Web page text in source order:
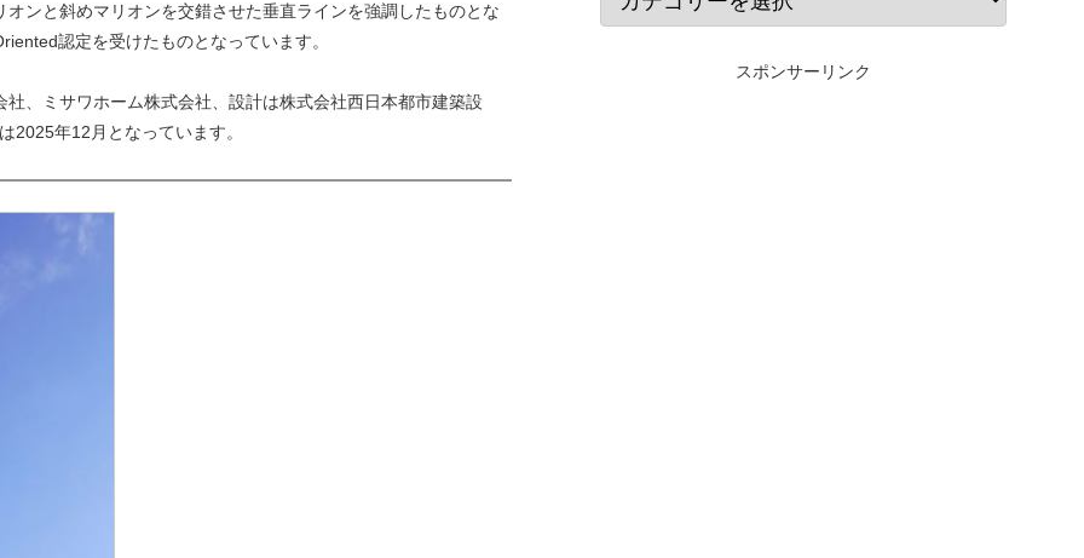
ンと斜めマリオンを交錯させた垂直ラインを強調したものとな
認定を受けたものとなっています。
、ミサワホーム株式会社、設計は株式会社西日本都市建築設
2025年12月となっています。
スポンサーリンク